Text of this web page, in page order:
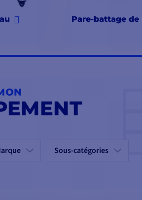
Pare-battage de
Sous-catégories